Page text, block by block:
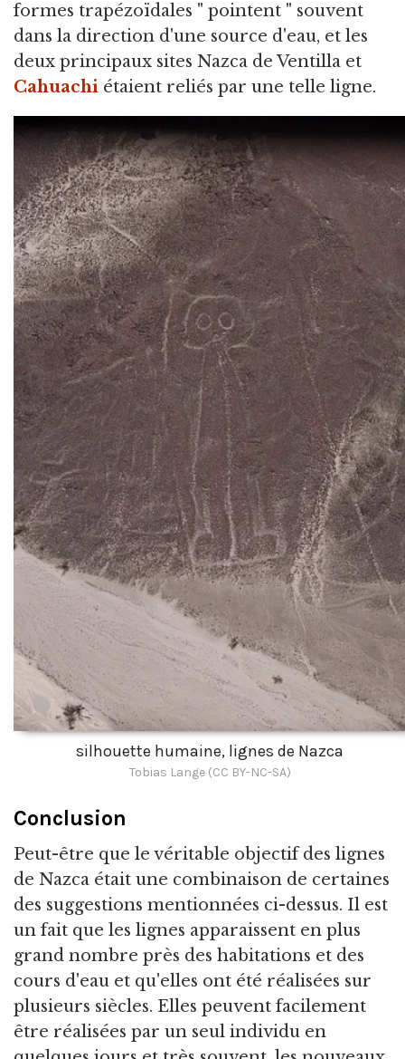
formes trapézoïdales " pointent " souvent
dans la direction d'une source d'eau, et les
deux principaux sites Nazca de Ventilla et
Cahuachi étaient reliés par une telle ligne.
silhouette humaine, lignes de Nazca
Tobias Lange (CC BY-NC-SA)
Conclusion
Peut-être que le véritable objectif des lignes
de Nazca était une combinaison de certaines
des suggestions mentionnées ci-dessus. Il est
un fait que les lignes apparaissent en plus
grand nombre près des habitations et des
cours d'eau et qu'elles ont été réalisées sur
plusieurs siècles. Elles peuvent facilement
être réalisées par un seul individu en